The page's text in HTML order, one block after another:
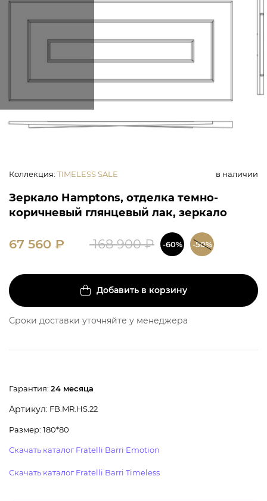
Коллекция: TIMELESS SALE в наличии
Зеркало Hamptons, отделка темно-
коричневый глянцевый лак, зеркало
67 560 ₽ 168 900₽ -60% -50%
Добавить в корзину
Сроки доставки уточняйте у менеджера
Гарантия: 24 месяца
Артикул: FB.MR.HS.22
Размер: 180*80
Скачать каталог Fratelli Barri Emotion
Скачать каталог Fratelli Barri Timeless